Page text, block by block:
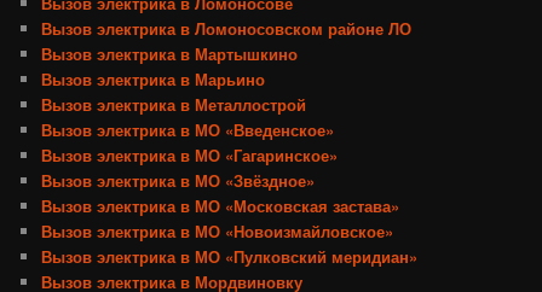
Вызов электрика в Ломоносовском районе ЛО
Вызов электрика в Мартышкино
Вызов электрика в Марьино
Вызов электрика в Металлострой
Вызов электрика в МО «Введенское»
Вызов электрика в МО «Гагаринское»
Вызов электрика в МО «Звёздное»
Вызов электрика в МО «Московская застава»
Вызов электрика в МО «Новоизмайловское»
Вызов электрика в МО «Пулковский меридиан»
Вызов электрика в Мордвиновку